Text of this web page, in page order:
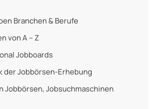
Branchen & Berufe
von A – Z
Jobboards
der Jobbörsen-Erhebung
Jobbörsen, Jobsuchmaschinen